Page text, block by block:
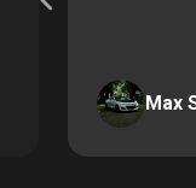
Max